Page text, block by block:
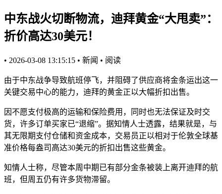
中东战火切断物流，迪拜黄金“大甩卖”：
折价高达30美元！
• 2026-03-08 13:15:15 • 新闻 • 阅读
由于中东战争导致航班停飞，并阻碍了供应商将金条运出这一
关键交易中心的能力，迪拜的黄金正以大幅折扣出售。
因不愿支付极高的运输和保险费用，同时也无法保证及时交
货，许多订单买家已“退缩”。据知情人士透露，结果就是，与
其无限期支付仓储和资金成本，交易员正以相对于伦敦全球基
准价格每盎司高达30美元的折扣出售这些黄金。
知情人士称，尽管本周中期已有部分金条被装上离开迪拜的航
班，但周五仍有许多货物滞留。